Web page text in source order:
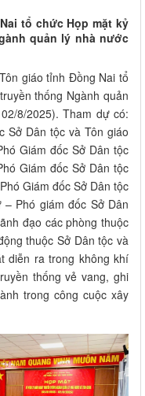
tổ chức Họp mặt kỷ
quản lý nhà nước
giáo tỉnh Đồng Nai tổ
thống Ngành quản
8/2025). Tham dự có:
Sở Dân tộc và Tôn giáo
Giám đốc Sở Dân tộc
Giám đốc Sở Dân tộc
Giám đốc Sở Dân tộc
Phó giám đốc Sở Dân
đạo các phòng thuộc
thuộc Sở Dân tộc và
diễn ra trong không khí
thống vẻ vang, ghi
trong công cuộc xây